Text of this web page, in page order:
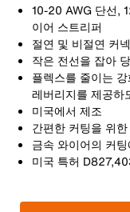
10-20 AWG 단선,
이어 스트리퍼
절연 및 비절연 커
작은 전선을 잡아
플렉스를 줄이는
레버리지를 제공하
미국에서 제조
간편한 커팅을 위
금속 와이어의 커
미국 특허